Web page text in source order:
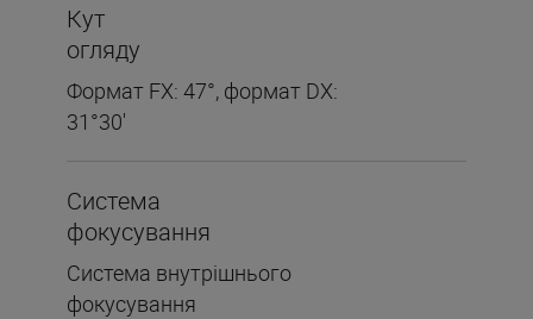
Кут
огляду
Формат FX: 47°, формат DX:
31°30'
Система
фокусування
Система внутрішнього
фокусування